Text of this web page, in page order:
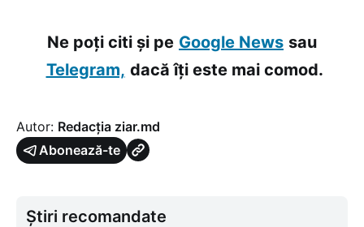
Ne poți citi și pe Google News sau
Telegram, dacă îți este mai comod.
Autor: Redacția ziar.md
Abonează-te
Știri recomandate